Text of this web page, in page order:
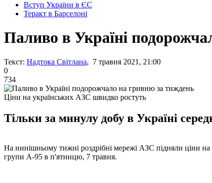
Вступ України в ЄС
Теракт в Барселоні
Паливо в Україні
Текст: Надтока Світлана, 7 травня 2021, 21:00
0
734
Ціни на українських АЗС швидко ростуть
Тільки за минулу добу в Україні
На нинішньому тижні роздрібні мережі АЗС підняли ціни
групи А-95 в п'ятницю, 7 травня.